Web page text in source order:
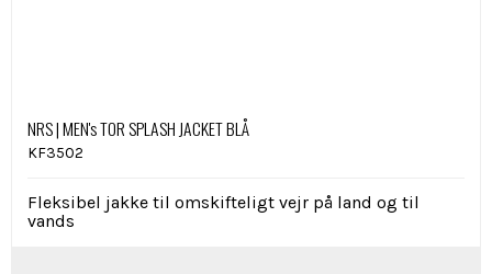
NRS | MEN's TOR SPLASH JACKET BLÅ
KF3502
Fleksibel jakke til omskifteligt vejr på land og til
vands